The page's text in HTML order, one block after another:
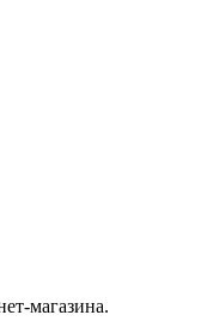
магазина.